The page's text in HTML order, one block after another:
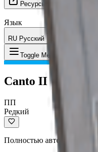
Ресурсы
Язык
RU Русский
Toggle Menu
Canto II
ПП
Редкий
Полностью